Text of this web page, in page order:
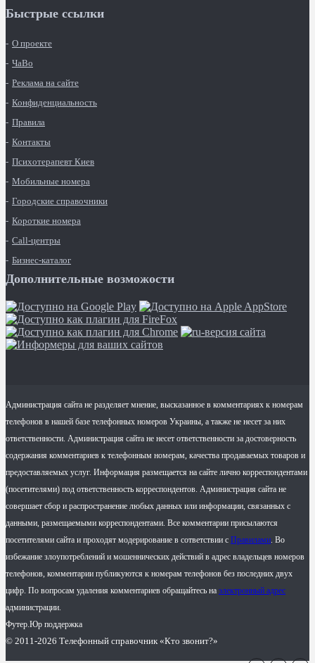
Быстрые ссылки
О проекте
ЧаВо
Реклама на сайте
Конфиденциальность
Правила
Контакты
Психотерапевт Киев
Мобильные номера
Городские справочники
Короткие номера
Call-центры
Бизнес-каталог
Дополнительные возможости
Администрация сайта не разделяет мнение, высказанное в комментариях к номерам
телефонов в нашей базе телефонных номеров Украины, а также не несет за них
ответственности. Администрация сайта не несет ответственности за достоверность
содержания комментариев к телефонным номерам, качества продаваемых товаров и
предоставляемых услуг. Информация размещается на сайте лично корреспондентами
(посетителями) под ответственность корреспондентов. Администрация сайта не
совершает сбор и распространение любых данных или информации, связанных с
данными, размещаемыми корреспондентами. Все комментарии присылаются
посетителями сайта и проходят модерирование в сответствии с Правилами. Во
избежание злоупотреблений и мошеннических действий в адрес владельцев номеров
телефонов, комментарии публикуются к номерам телефонов без последних двух
цифр. По вопросам удаления комментариев обращайтесь на электронный адрес
администрации.
Футер.Юр поддержка
© 2011-2026 Телефонный справочник «Кто звонит?»